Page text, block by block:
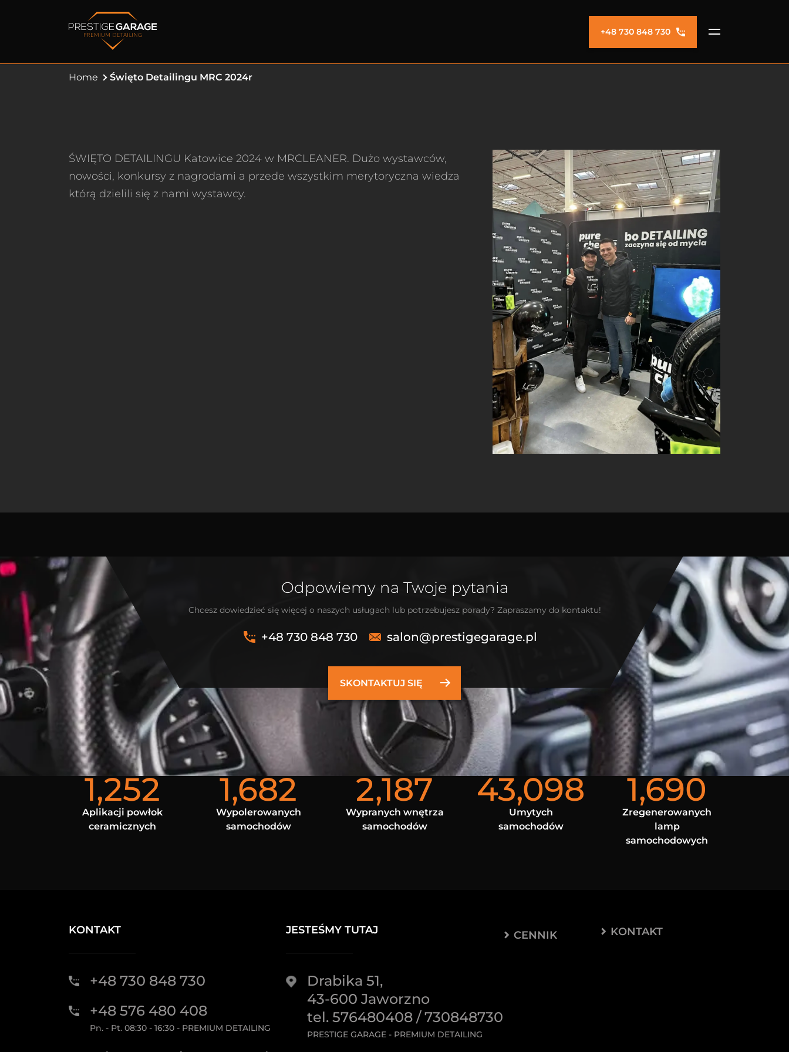
+48 730 848 730
Home Święto Detailingu MRC 2024r
ŚWIĘTO DETAILINGU Katowice 2024 w MRCLEANER. Dużo wystawców,
nowości, konkursy z nagrodami a przede wszystkim merytoryczna wiedza
którą dzielili się z nami wystawcy.
Odpowiemy na Twoje pytania
Chcesz dowiedzieć się więcej o naszych usługach lub potrzebujesz porady? Zapraszamy do kontaktu!
+48 730 848 730 salon@prestigegarage.pl
SKONTAKTUJ SIĘ
1,252
Aplikacji powłok
ceramicznych
1,682
Wypolerowanych
samochodów
2,187
Wypranych wnętrza
samochodów
43,098
Umytych
samochodów
1,690
Zregenerowanych
lamp
samochodowych
KONTAKT
+48 730 848 730
+48 576 480 408
Pn. - Pt. 08:30 - 16:30 - PREMIUM DETAILING
JESTEŚMY TUTAJ
Drabika 51,
43-600 Jaworzno
tel. 576480408 / 730848730
PRESTIGE GARAGE - PREMIUM DETAILING
CENNIK KONTAKT